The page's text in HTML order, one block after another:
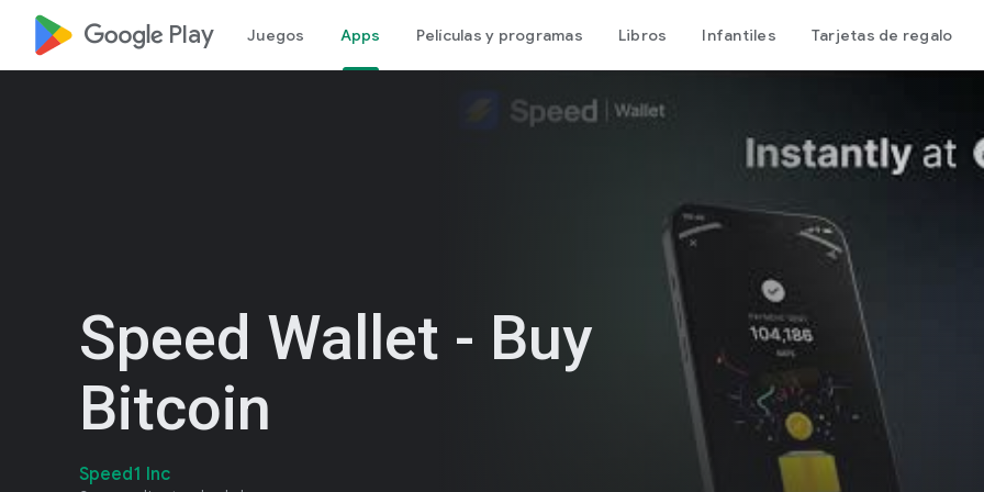
google_logo Play Juegos Apps Películas y programas Libros Infantiles Tarjetas de regalo
Speed Wallet - Buy
Bitcoin
Speed1 Inc